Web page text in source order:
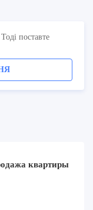
поставте
квартиры